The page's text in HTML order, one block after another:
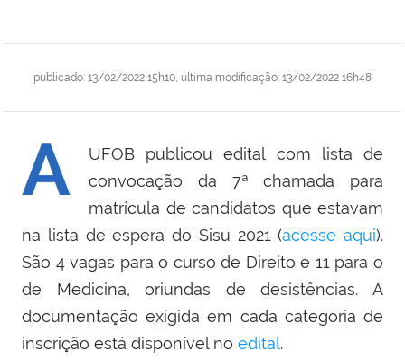
publicado: 13/02/2022 15h10 última modificação: 13/02/2022 16h48
A
UFOB publicou edital com lista de
convocação da 7ª chamada para
matrícula de candidatos que estavam
na lista de espera do Sisu 2021 (acesse aqui).
São 4 vagas para o curso de Direito e 11 para o
de Medicina, oriundas de desistências. A
documentação exigida em cada categoria de
inscrição está disponível no edital.